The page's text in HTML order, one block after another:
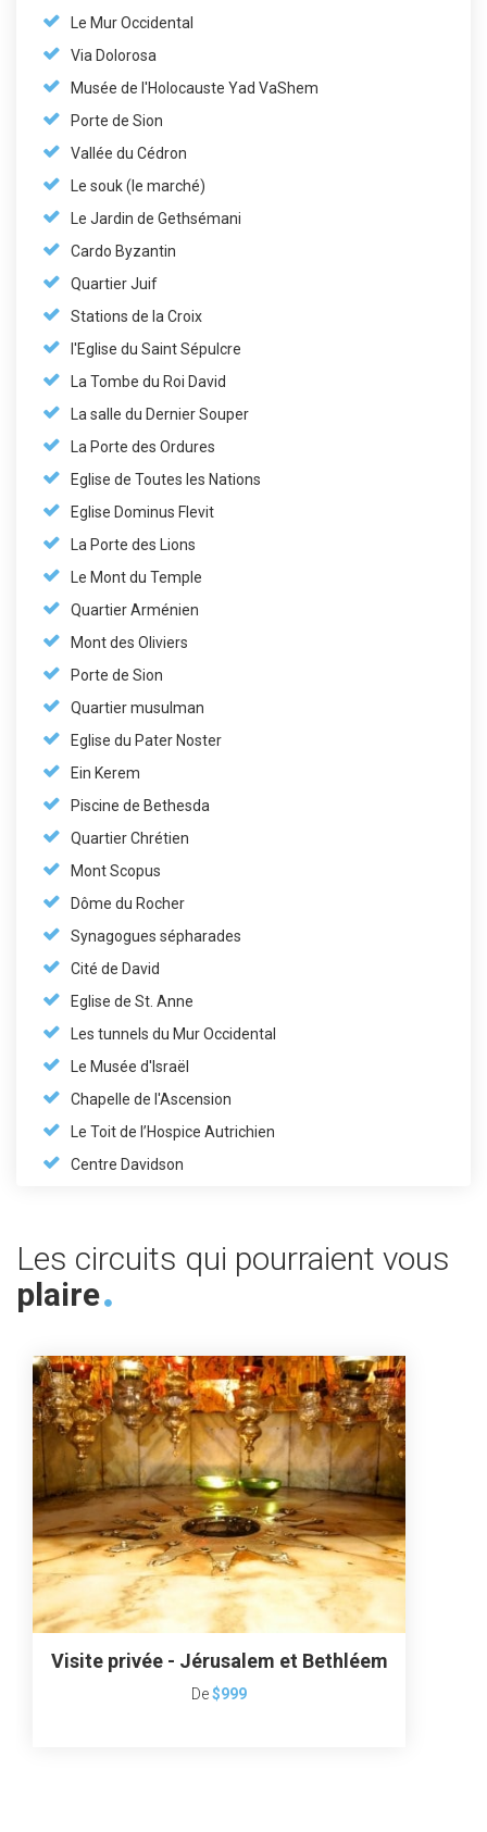
Le Mur Occidental
Via Dolorosa
Musée de l'Holocauste Yad VaShem
Porte de Sion
Vallée du Cédron
Le souk (le marché)
Le Jardin de Gethsémani
Cardo Byzantin
Quartier Juif
Stations de la Croix
l'Eglise du Saint Sépulcre
La Tombe du Roi David
La salle du Dernier Souper
La Porte des Ordures
Eglise de Toutes les Nations
Eglise Dominus Flevit
La Porte des Lions
Le Mont du Temple
Quartier Arménien
Mont des Oliviers
Porte de Sion
Quartier musulman
Eglise du Pater Noster
Ein Kerem
Piscine de Bethesda
Quartier Chrétien
Mont Scopus
Dôme du Rocher
Synagogues sépharades
Cité de David
Eglise de St. Anne
Les tunnels du Mur Occidental
Le Musée d'Israël
Chapelle de l'Ascension
Le Toit de l’Hospice Autrichien
Centre Davidson
Les circuits qui pourraient vous
plaire
Visite privée - Jérusalem et Bethléem
De$999